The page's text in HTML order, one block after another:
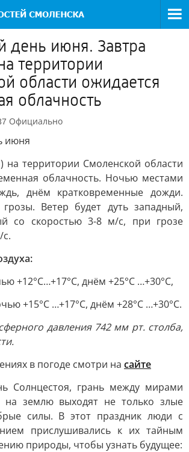
день июня. Завтра
территории
области ожидается
облачность
Официально
июня
на территории Смоленской области
облачность. Ночью местами
днём кратковременные дожди.
Ветер будет дуть западный,
со скоростью 3-8 м/с, при грозе
+12°С…+17°С, днём +25°С …+30°С,
+15°С …+17°С, днём +28°С …+30°С.
давления 742 мм рт. столба,
в погоде смотри на сайте
Солнцестоя, грань между мирами
на землю выходят не только злые
силы. В этот праздник люди с
прислушивались к их тайным
природы, чтобы узнать будущее: